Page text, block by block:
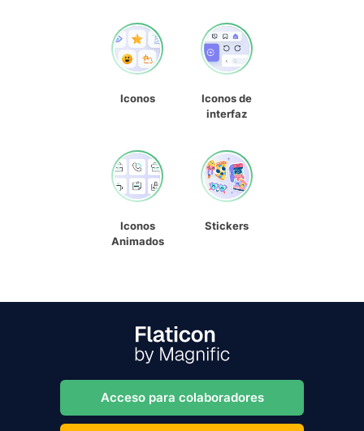
Iconos
Iconos de
interfaz
Iconos
Animados
Stickers
Acceso para colaboradores